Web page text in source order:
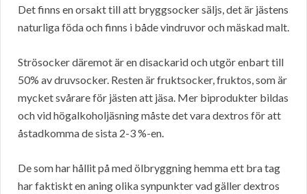
Det finns en orsakt till att bryggsocker säljs, det är jästens
naturliga föda och finns i både vindruvor och mäskad malt.
Strösocker däremot är en disackarid och utgör enbart till
50% av druvsocker. Resten är fruktsocker, fruktos, som är
mycket svårare för jästen att jäsa. Mer biprodukter bildas
och vid högalkoholjäsning måste det vara dextros för att
åstadkomma de sista 2-3 %-en.
De som har hållit på med ölbryggning hemma ett bra tag
har faktiskt en aning olika synpunkter vad gäller dextros